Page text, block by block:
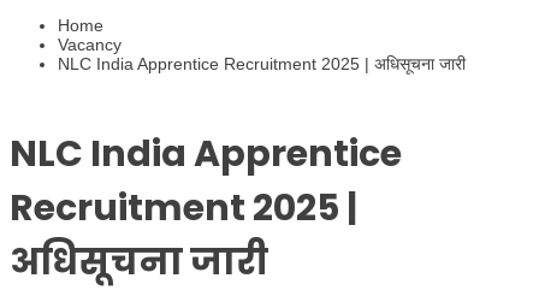
Home
Vacancy
NLC India Apprentice Recruitment 2025 | अधिसूचना जारी
NLC India Apprentice
Recruitment 2025 |
अधिसूचना जारी